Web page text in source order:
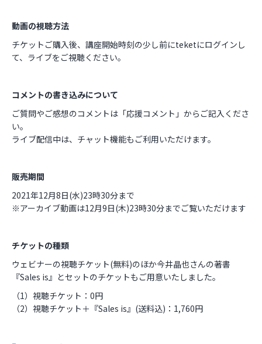
動画の視聴方法
チケットご購入後、講座開始時刻の少し前にteketにログインし
て、ライブをご視聴ください。
コメントの書き込みについて
ご質問やご感想のコメントは「応援コメント」からご記入くださ
い。
ライブ配信中は、チャット機能もご利用いただけます。
販売期間
2021年12月8日(水)23時30分まで
※アーカイブ動画は12月9日(木)23時30分までご覧いただけます
チケットの種類
ウェビナーの視聴チケット(無料)のほか今井晶也さんの著書
『Sales is』とセットのチケットもご用意いたしました。
（1）視聴チケット：0円
（2）視聴チケット＋『Sales is』(送料込)：1,760円